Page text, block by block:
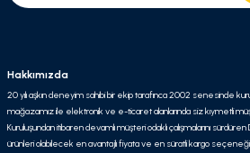
Hakkımızda
20 yılı aşkın deneyim sahibi bir ekip tarafınca 2002 senesinde
mağazamız ile elektronik ve e-ticaret alanlarında siz kıymetli
Kuruluşundan itibaren devamlı müşteri odaklı çalışmalarını
ürünleri olabilecek en avantajlı fiyata ve en süratli kargo